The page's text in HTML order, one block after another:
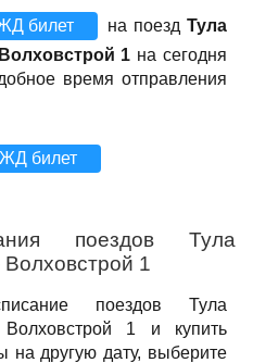
билет на поезд Тула
1 на сегодня
время отправления
ЖД билет
поездов Тула
Волховстрой 1
поездов Тула
1 и купить
на другую дату, выберите